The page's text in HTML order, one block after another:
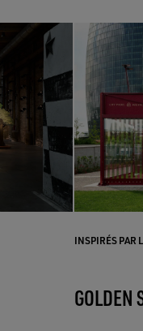
INSPIRÉS PAR
GOLDEN